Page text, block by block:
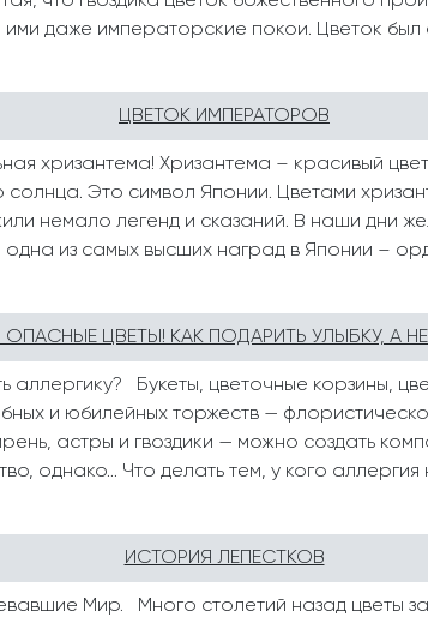
Свадьба
Спасибо!
Подруге
Врачу
Коллеге
Бабушке
Дедушке
даже императорские покои. Цветок был
ЦВЕТОК ИМПЕРАТОРОВ
хризантема! Хризантема – красивый
Это символ Японии. Цветами
немало легенд и сказаний. В наши дни
из самых высших наград в Японии –
ОПАСНЫЕ ЦВЕТЫ! КАК ПОДАРИТЬ УЛЫБКУ, А
Букеты, цветочные корзины,
и юбилейных торжеств —
астры и гвоздики — можно создать
однако... Что делать тем, у кого аллергия
ИСТОРИЯ ЛЕПЕСТКОВ
Мир. Много столетий назад цветы